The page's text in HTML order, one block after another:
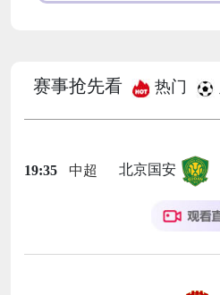
赛事抢先看 热门
19:35 中超 北京国安